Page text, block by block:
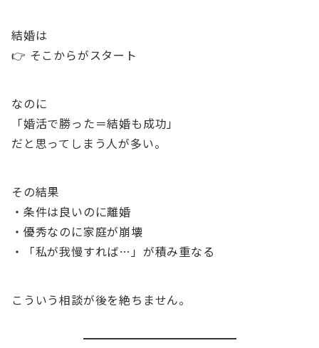
結婚は
👉 そこからがスタート
なのに
「婚活で勝った＝結婚も成功」
だと思ってしまう人が多い。
その結果
・条件は良いのに離婚
・優秀なのに家庭が崩壊
・「私が我慢すれば…」が積み重なる
こういう相談が後を絶ちません。